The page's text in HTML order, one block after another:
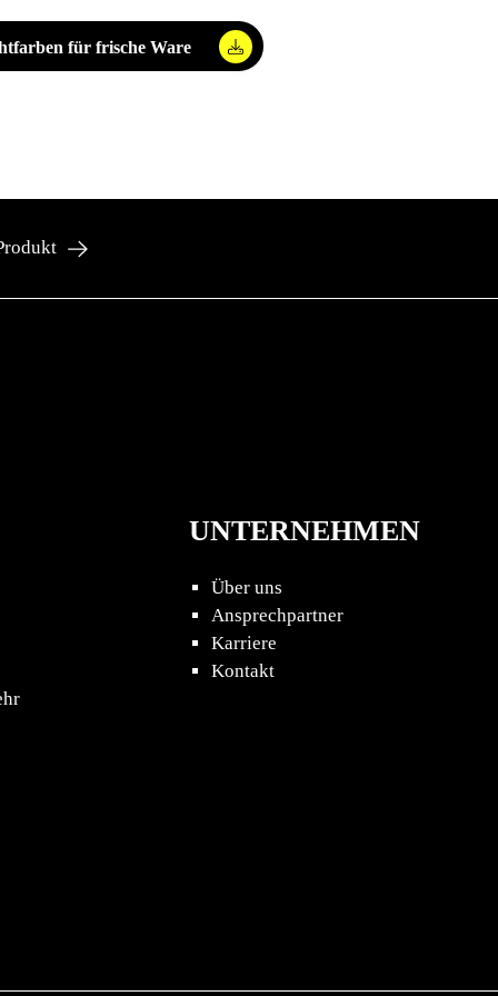
für frische Ware
UNTERNEHMEN
Über uns
Ansprechpartner
Karriere
Kontakt